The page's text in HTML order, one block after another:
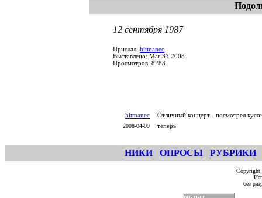
12 сентября 1987
Прислал: hitmanec
Выставлено: Mar 31 2008
Просмотров: 8283
hitmanec
2008-04-09
Отличный концерт - посмотрел
теперь
НИКИ ОПРОСЫ РУБРИКИ
без